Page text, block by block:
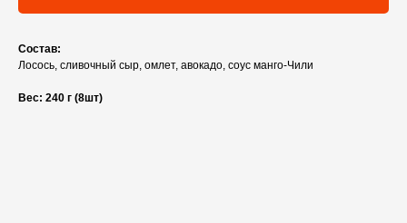
Состав:
Лосось, сливочный сыр, омлет, авокадо, соус манго-Чили
Вес: 240 г (8шт)